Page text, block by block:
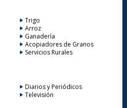
Trigo
Arroz
Ganadería
Acopiadores de Granos
Servicios Rurales
Diarios y Periódicos
Televisión